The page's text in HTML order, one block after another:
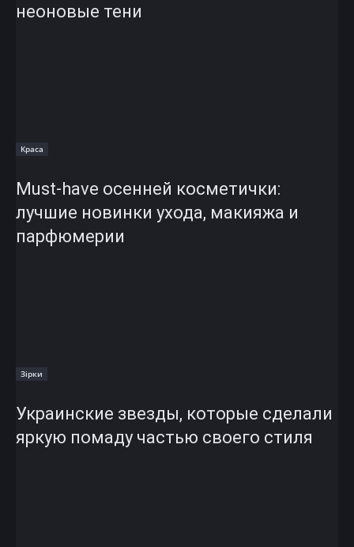
неоновые тени
Краса
Must-have осенней косметички:
лучшие новинки ухода, макияжа и
парфюмерии
Зірки
Украинские звезды, которые сделали
яркую помаду частью своего стиля